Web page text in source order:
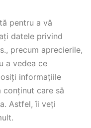
pentru a vă
datele privind
precum aprecierile,
a vedea ce
informațiile
conținut care să
Astfel, îi veți